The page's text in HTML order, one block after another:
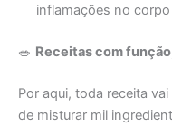
inflamações no corpo
🥗 Receitas com
Por aqui, toda receita
de misturar mil